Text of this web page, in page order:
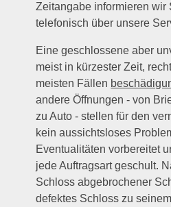
Zeitangabe informieren wir
telefonisch über unsere
Eine geschlossene aber
meist in kürzester Zeit,
meisten Fällen
andere Öffnungen - von
zu Auto - stellen für den
kein aussichtsloses
Eventualitäten vorbereitet
jede Auftragsart geschult.
Schloss abgebrochener
defektes Schloss zu